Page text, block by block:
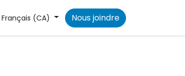
Actualités
Français (CA) Nous joindre